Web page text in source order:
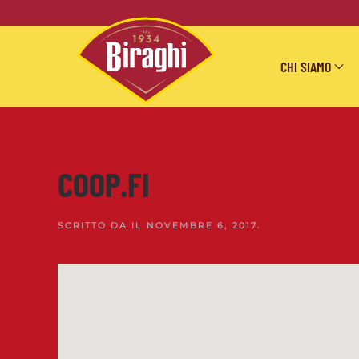
Skip to main content
CHI SIAMO
COOP.FI
SCRITTO DA IL NOVEMBRE 6, 2017.